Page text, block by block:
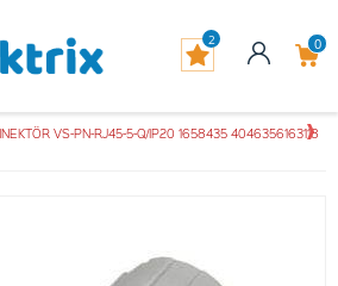
0
2
VS-PN-RJ45-5-Q/IP20 1658435 4046356163118